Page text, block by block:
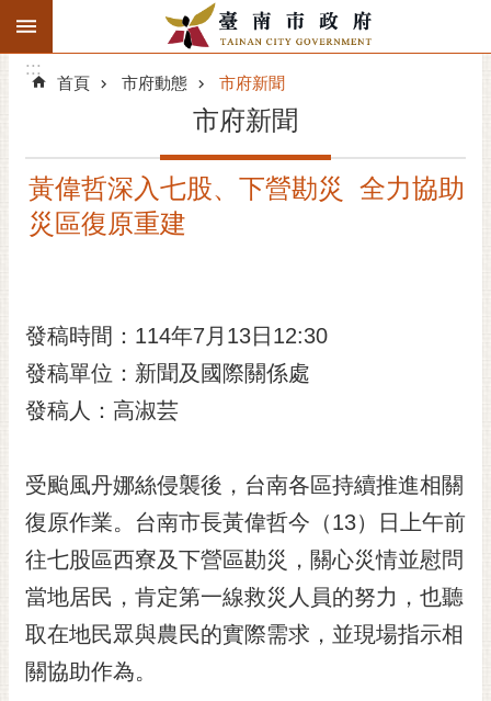
跳到主要內容區塊
搜
階
精彩府城
主題服務
市政資訊
黃
偉
哲
螢
光
花
泉
:::
:::
首頁 市府動態 市府新聞
市府新聞
黃偉哲深入七股、下營勘災 全力協助
災區復原重建
發稿時間：114年7月13日12:30
發稿單位：新聞及國際關係處
發稿人：高淑芸
受颱風丹娜絲侵襲後，台南各區持續推進相關
復原作業。台南市長黃偉哲今（13）日上午前
往七股區西寮及下營區勘災，關心災情並慰問
當地居民，肯定第一線救災人員的努力，也聽
取在地民眾與農民的實際需求，並現場指示相
關協助作為。